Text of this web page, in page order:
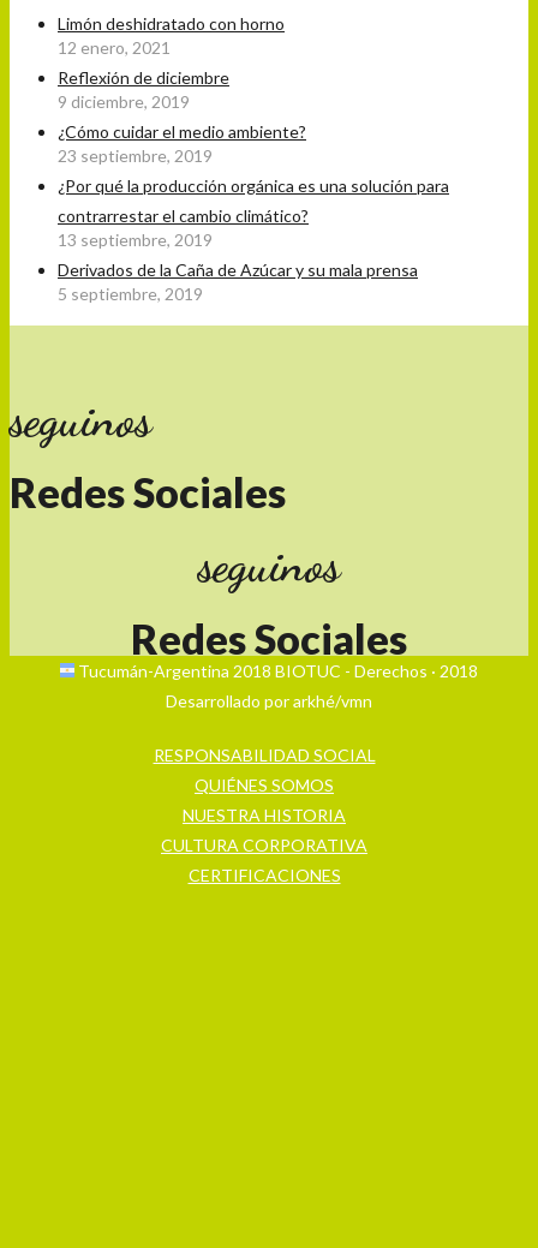
Limón deshidratado con horno
12 enero, 2021
Reflexión de diciembre
9 diciembre, 2019
¿Cómo cuidar el medio ambiente?
23 septiembre, 2019
¿Por qué la producción orgánica es una solución para
contrarrestar el cambio climático?
13 septiembre, 2019
Derivados de la Caña de Azúcar y su mala prensa
5 septiembre, 2019
seguinos
Redes Sociales
seguinos
Redes Sociales
Tucumán-Argentina 2018 BIOTUC - Derechos · 2018
Desarrollado por arkhé/vmn
RESPONSABILIDAD SOCIAL
QUIÉNES SOMOS
NUESTRA HISTORIA
CULTURA CORPORATIVA
CERTIFICACIONES